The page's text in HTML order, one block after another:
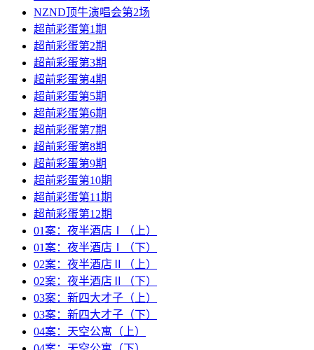
NZND顶牛演唱会第2场
超前彩蛋第1期
超前彩蛋第2期
超前彩蛋第3期
超前彩蛋第4期
超前彩蛋第5期
超前彩蛋第6期
超前彩蛋第7期
超前彩蛋第8期
超前彩蛋第9期
超前彩蛋第10期
超前彩蛋第11期
超前彩蛋第12期
01案：夜半酒店Ⅰ（上）
01案：夜半酒店Ⅰ（下）
02案：夜半酒店Ⅱ（上）
02案：夜半酒店Ⅱ（下）
03案：新四大才子（上）
03案：新四大才子（下）
04案：天空公寓（上）